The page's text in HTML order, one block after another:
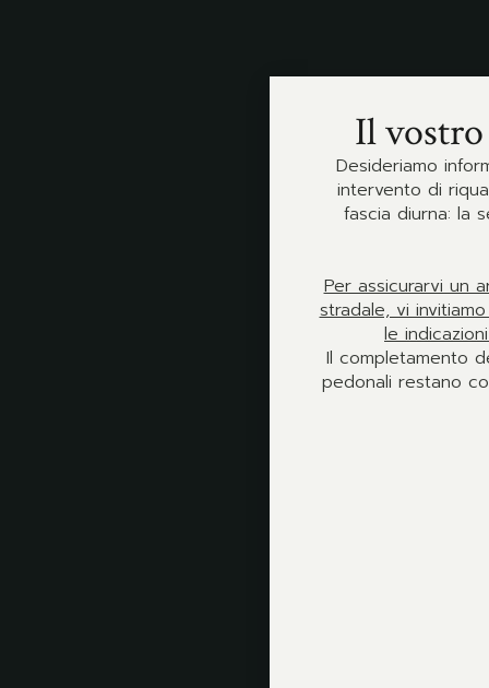
Il
Desideriamo
intervento di
fascia diurna: la
Per assicurarvi un
stradale, vi
le
Il completamento
pedonali restano